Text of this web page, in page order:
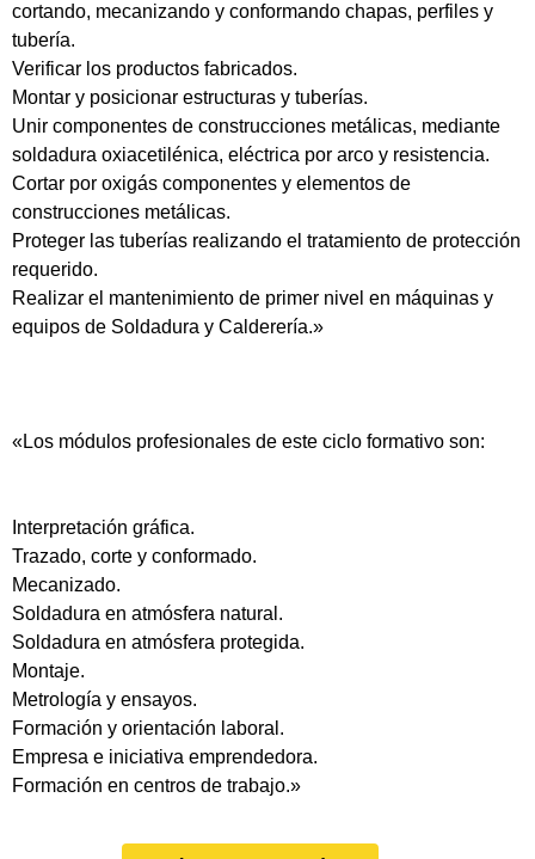
cortando, mecanizando y conformando chapas, perfiles y
tubería.
Verificar los productos fabricados.
Montar y posicionar estructuras y tuberías.
Unir componentes de construcciones metálicas, mediante
soldadura oxiacetilénica, eléctrica por arco y resistencia.
Cortar por oxigás componentes y elementos de
construcciones metálicas.
Proteger las tuberías realizando el tratamiento de protección
requerido.
Realizar el mantenimiento de primer nivel en máquinas y
equipos de Soldadura y Calderería.»
«Los módulos profesionales de este ciclo formativo son:
Interpretación gráfica.
Trazado, corte y conformado.
Mecanizado.
Soldadura en atmósfera natural.
Soldadura en atmósfera protegida.
Montaje.
Metrología y ensayos.
Formación y orientación laboral.
Empresa e iniciativa emprendedora.
Formación en centros de trabajo.»